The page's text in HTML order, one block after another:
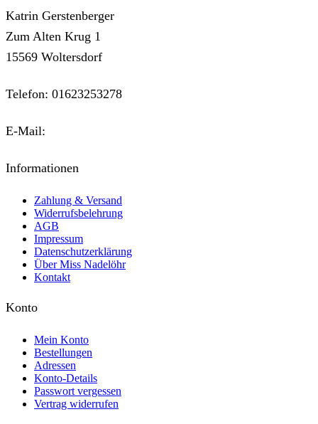
Katrin Gerstenberger
Zum Alten Krug 1
15569 Woltersdorf
Telefon: 01623253278
E-Mail:
Informationen
Zahlung & Versand
Widerrufsbelehrung
AGB
Impressum
Datenschutzerklärung
Über Miss Nadelöhr
Kontakt
Konto
Mein Konto
Bestellungen
Adressen
Konto-Details
Passwort vergessen
Vertrag widerrufen